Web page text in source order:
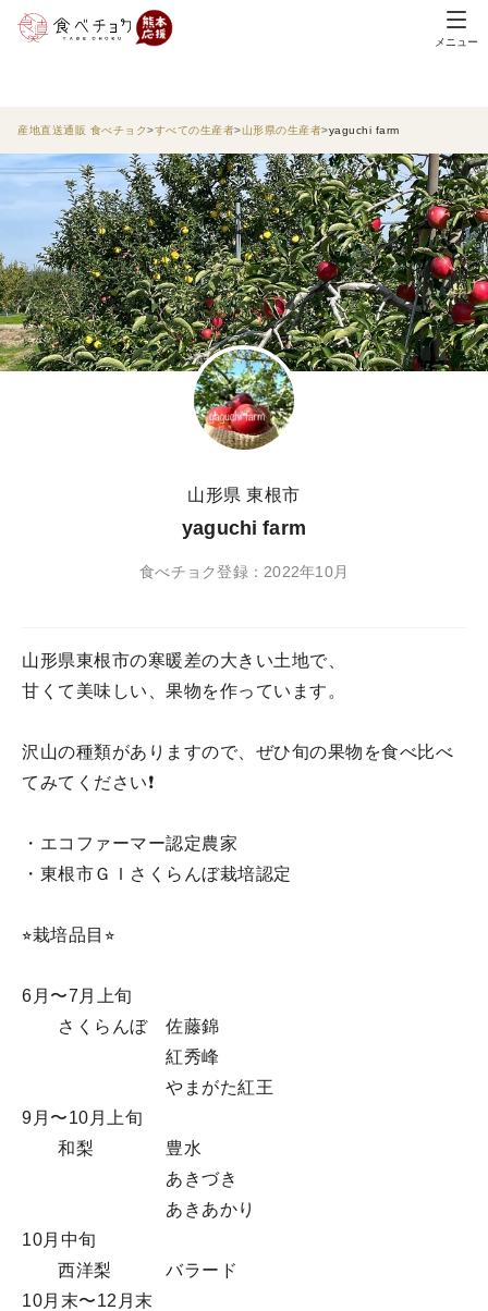
メニュー
産地直送通販 食べチョク すべての生産者 山形県の生産者 yaguchi farm
山形県 東根市
yaguchi farm
食べチョク登録：2022年10月
山形県東根市の寒暖差の大きい土地で、
甘くて美味しい、果物を作っています。
沢山の種類がありますので、ぜひ旬の果物を食べ比べ
てみてください❗️
・エコファーマー認定農家
・東根市ＧＩさくらんぼ栽培認定
⭐︎栽培品目⭐︎
6月〜7月上旬
さくらんぼ 佐藤錦
紅秀峰
やまがた紅王
9月〜10月上旬
和梨 豊水
あきづき
あきあかり
10月中旬
西洋梨 バラード
10月末〜12月末